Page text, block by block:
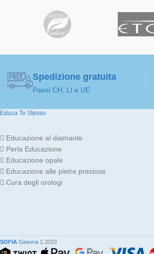
Spedizione gratuita
Paesi CH, LI e UE
Educa Te Stesso
Educazione al diamante
Perla Educazione
Educazione opale
Educazione alle pietre preziose
Cura degli orologi
SOFIA Ginevra 2023